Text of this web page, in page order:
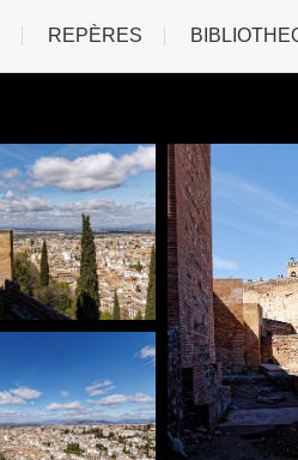
REPÈRES